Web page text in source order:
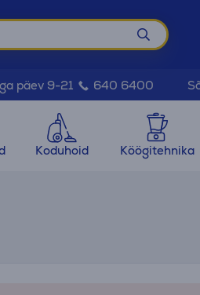
päev 9-21 640 6400
Koduhoid Köögitehnika